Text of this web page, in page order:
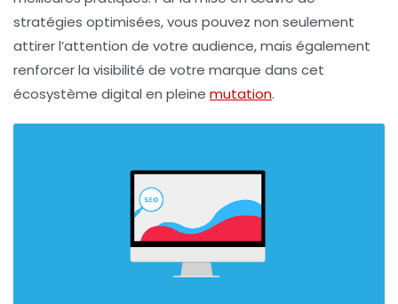
stratégies optimisées, vous pouvez non seulement
attirer l’attention de votre audience, mais également
renforcer la visibilité de votre marque dans cet
écosystème digital en pleine mutation.